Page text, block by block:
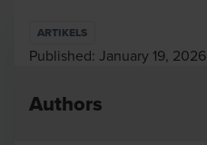
ARTIKELS
Published: January 19, 2026
Authors